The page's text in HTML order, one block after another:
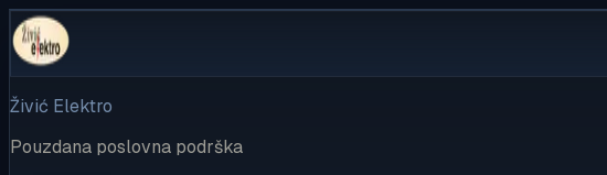
Živić Elektro
Pouzdana poslovna podrška